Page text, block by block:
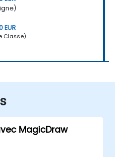
EUR
Classe)
MagicDraw